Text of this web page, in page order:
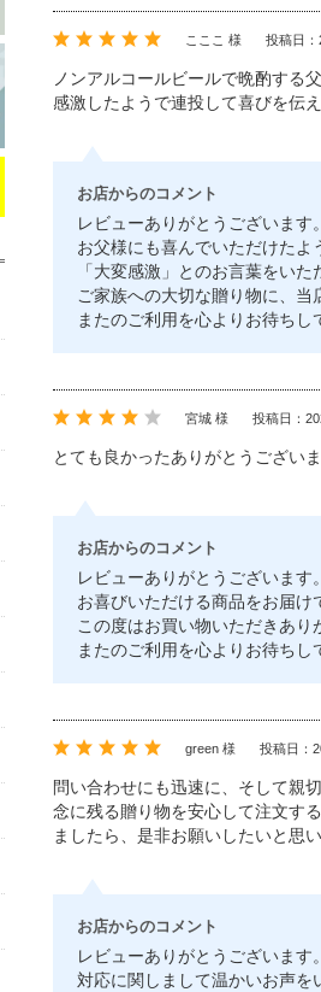
フォトフレーム
時計
ペーパーウェイト
小物入れ
盾・トロフィー
席札
こここ 様 投稿日：
ノンアルコールビールで晩酌する
感激したようで連投して喜びを伝
お店からのコメント
レビューありがとうございます。
お父様にも喜んでいただけたよ
「大変感激」とのお言葉をい
ご家族への大切な贈り物に、当
またのご利用を心よりお待ちし
宮城 様 投稿日：
とても良かったありがとうござい
お店からのコメント
レビューありがとうございます。
お喜びいただける商品をお届け
この度はお買い物いただきあり
またのご利用を心よりお待ちし
green 様 投稿日：
問い合わせにも迅速に、そして親
念に残る贈り物を安心して注文す
ましたら、是非お願いしたいと思い
お店からのコメント
レビューありがとうございます。
対応に関しまして温かいお声を